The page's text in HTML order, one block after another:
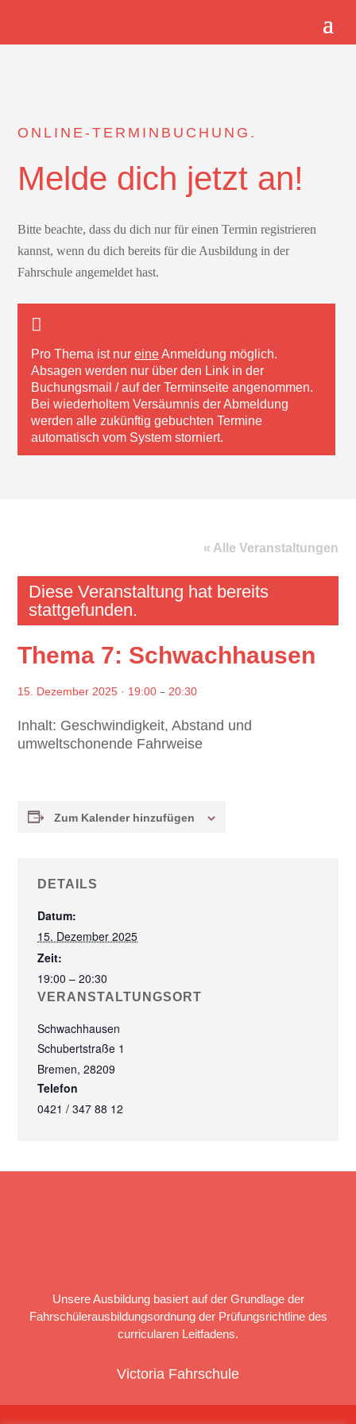
ONLINE-TERMINBUCHUNG.
Melde dich jetzt an!
Bitte beachte, dass du dich nur für einen Termin registrieren
kannst, wenn du dich bereits für die Ausbildung in der
Fahrschule angemeldet hast.
Pro Thema ist nureineAnmeldung möglich.
Absagen werden nur über den Link in der
Buchungsmail / auf der Terminseite angenommen.
Bei wiederholtem Versäumnis der Abmeldung
werden alle zukünftig gebuchten Termine
automatisch vom System storniert.
« Alle Veranstaltungen
Diese Veranstaltung hat bereits
stattgefunden.
Thema 7: Schwachhausen
15. Dezember 2025 · 19:00 – 20:30
Inhalt: Geschwindigkeit, Abstand und
umweltschonende Fahrweise
Zum Kalender hinzufügen
DETAILS
Datum:
15. Dezember 2025
Zeit:
19:00 – 20:30
VERANSTALTUNGSORT
Schwachhausen
Schubertstraße 1
Bremen, 28209
Telefon
0421 / 347 88 12
Unsere Ausbildung basiert auf der Grundlage der
Fahrschülerausbildungsordnung der Prüfungsrichtline des
curricularen Leitfadens.
Victoria Fahrschule